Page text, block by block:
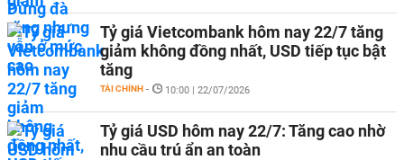
Tỷ giá Vietcombank hôm nay 22/7 tăng
giảm không đồng nhất, USD tiếp tục bật
tăng
TÀI CHÍNH - 10:00 | 22/07/2026
Tỷ giá USD hôm nay 22/7: Tăng cao nhờ
nhu cầu trú ẩn an toàn